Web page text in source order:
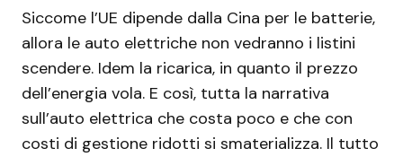
Siccome l’UE dipende dalla Cina per le batterie,
allora le auto elettriche non vedranno i listini
scendere. Idem la ricarica, in quanto il prezzo
dell’energia vola. E così, tutta la narrativa
sull’auto elettrica che costa poco e che con
costi di gestione ridotti si smaterializza. Il tutto